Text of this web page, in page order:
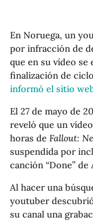
En Noruega, un
por infracción de
que en su vídeo se
finalización de
informó el sitio
El 27 de mayo de
reveló que un
horas deFallout:
suspendida por
canción “Done” de
Al hacer una
youtuber
su canal una